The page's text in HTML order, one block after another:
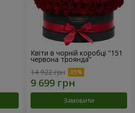
Квіти в чорній коробці "151
червона троянда"
14 922 грн
Замовити